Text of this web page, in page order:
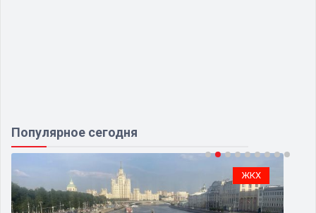
Популярное сегодня
ЖКХ